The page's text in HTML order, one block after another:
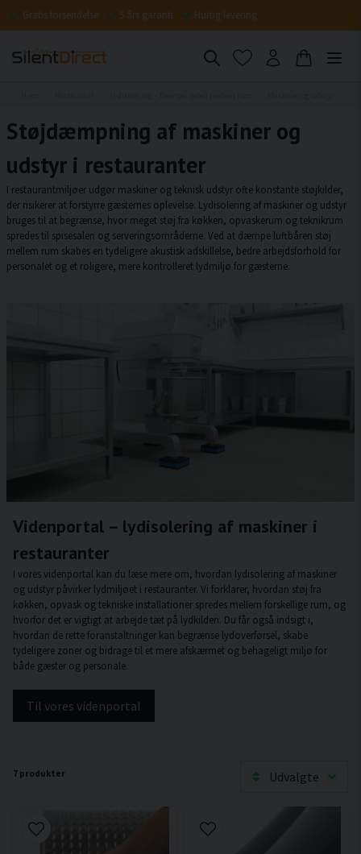
Gratis forsendelse 5 års garanti Hurtig levering
Støjdæmpning af maskiner og
udstyr i restauranter
I restaurantmiljøer udgør maskiner og teknisk udstyr ofte konstante støjkilder,
der risikerer at forstyrre gæsternes oplevelse. Lydisolering af maskiner og udstyr
bruges til at begrænse, hvor meget støj fra køkken, opvaskerum og teknikrum
spredes til spisesalen og serveringsområderne. Ved at dæmpe luftbåren støj
mellem rum skabes en tydeligere akustisk adskillelse, bedre arbejdsforhold for
personalet og et roligere, mere kontrolleret lydmiljø for gæsterne.
Videnportal – lydisolering af maskiner i
restauranter
I vores videnportal kan du læse mere om, hvordan lydisolering af maskiner
og udstyr påvirker lydmiljøet i restauranter. Vi forklarer, hvordan støj fra
køkken, opvask og tekniske installationer spredes mellem forskellige rum, og
hvorfor det er vigtigt at arbejde tæt på lydkilden. Du får også indsigt i,
hvordan de rette foranstaltninger kan begrænse lydoverførsel, skabe
tydeligere zoner og bidrage til et mere afskærmet og behageligt miljø for
både gæster og personale.
Til vores videnportal
7 produkter Udvalgte